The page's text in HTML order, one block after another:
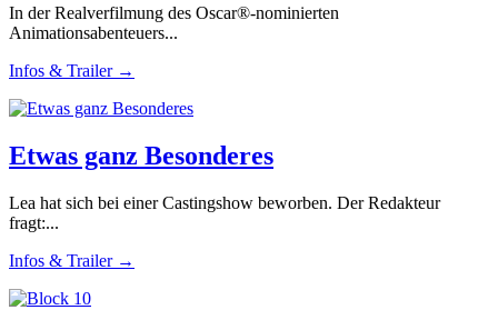
In der Realverfilmung des Oscar®-nominierten
Animationsabenteuers...
Infos & Trailer →
Etwas ganz Besonderes
Lea hat sich bei einer Castingshow beworben. Der Redakteur
fragt:...
Infos & Trailer →